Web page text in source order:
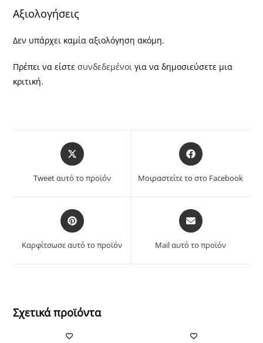
Αξιολογήσεις
Δεν υπάρχει καμία αξιολόγηση ακόμη.
Πρέπει να είστεσυνδεδεμένοιγια να δημοσιεύσετε μια
κριτική.
Opens
in
new
Tweet αυτό το προϊόν
Opens
in
new
Μοιραστείτε το στο Facebook
Opens
in
new
Καρφίτσωσε αυτό το προϊόν
Opens
in
new
Mail αυτό το προϊόν
Σχετικά προϊόντα